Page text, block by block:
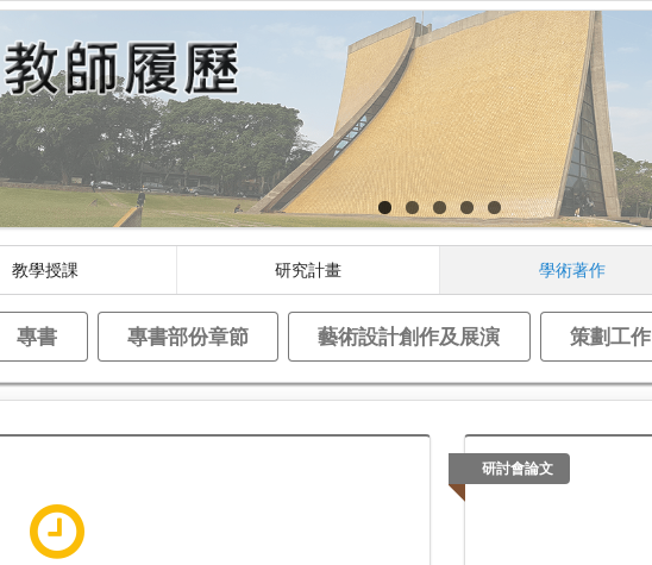
教學授課 研究計畫 學術著作
專書 專書部份章節 藝術設計創作及展演 策劃工作
研討會論文